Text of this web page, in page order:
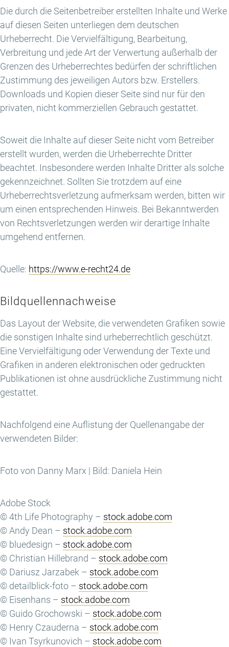
Die durch die Seitenbetreiber erstellten Inhalte und Werke
auf diesen Seiten unterliegen dem deutschen
Urheberrecht. Die Vervielfältigung, Bearbeitung,
Verbreitung und jede Art der Verwertung außerhalb der
Grenzen des Urheberrechtes bedürfen der schriftlichen
Zustimmung des jeweiligen Autors bzw. Erstellers.
Downloads und Kopien dieser Seite sind nur für den
privaten, nicht kommerziellen Gebrauch gestattet.
Soweit die Inhalte auf dieser Seite nicht vom Betreiber
erstellt wurden, werden die Urheberrechte Dritter
beachtet. Insbesondere werden Inhalte Dritter als solche
gekennzeichnet. Sollten Sie trotzdem auf eine
Urheberrechtsverletzung aufmerksam werden, bitten wir
um einen entsprechenden Hinweis. Bei Bekanntwerden
von Rechtsverletzungen werden wir derartige Inhalte
umgehend entfernen.
Quelle: https://www.e-recht24.de
Bildquellennachweise
Das Layout der Website, die verwendeten Grafiken sowie
die sonstigen Inhalte sind urheberrechtlich geschützt.
Eine Vervielfältigung oder Verwendung der Texte und
Grafiken in anderen elektronischen oder gedruckten
Publikationen ist ohne ausdrückliche Zustimmung nicht
gestattet.
Nachfolgend eine Auflistung der Quellenangabe der
verwendeten Bilder:
Foto von Danny Marx | Bild: Daniela Hein
Adobe Stock
© 4th Life Photography – stock.adobe.com
© Andy Dean – stock.adobe.com
© bluedesign – stock.adobe.com
© Christian Hillebrand – stock.adobe.com
© Dariusz Jarzabek – stock.adobe.com
© detailblick-foto – stock.adobe.com
© Eisenhans – stock.adobe.com
© Guido Grochowski – stock.adobe.com
© Henry Czauderna – stock.adobe.com
© Ivan Tsyrkunovich – stock.adobe.com